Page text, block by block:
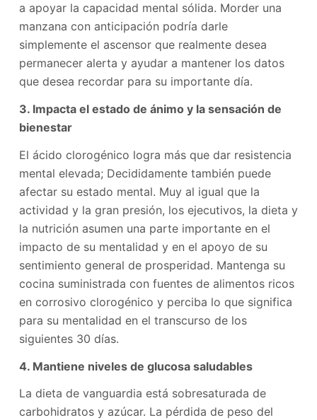
a apoyar la capacidad mental sólida. Morder una
manzana con anticipación podría darle
simplemente el ascensor que realmente desea
permanecer alerta y ayudar a mantener los datos
que desea recordar para su importante día.
3. Impacta el estado de ánimo y la sensación de
bienestar
El ácido clorogénico logra más que dar resistencia
mental elevada; Decididamente también puede
afectar su estado mental. Muy al igual que la
actividad y la gran presión, los ejecutivos, la dieta y
la nutrición asumen una parte importante en el
impacto de su mentalidad y en el apoyo de su
sentimiento general de prosperidad. Mantenga su
cocina suministrada con fuentes de alimentos ricos
en corrosivo clorogénico y perciba lo que significa
para su mentalidad en el transcurso de los
siguientes 30 días.
4. Mantiene niveles de glucosa saludables
La dieta de vanguardia está sobresaturada de
carbohidratos y azúcar. La pérdida de peso del